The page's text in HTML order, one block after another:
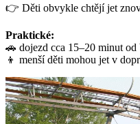
👉 Děti obvykle chtějí jet
Praktické:
🚗 dojezd cca 15–20 minut od
👦 menší děti mohou jet v